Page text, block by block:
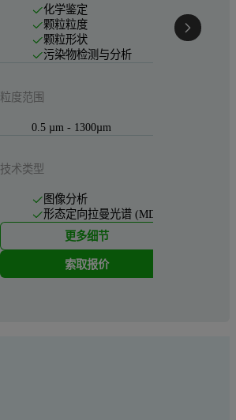
化学鉴定
颗粒粒度
颗粒形状
污染物检测与分析
粒度范围
0.5 µm - 1300µm
技术类型
图像分析
形态定向拉曼光谱 (MDRS)
更多细节
索取报价